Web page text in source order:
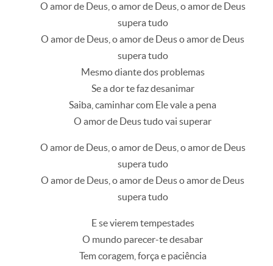
O amor de Deus, o amor de Deus, o amor de Deus
supera tudo
O amor de Deus, o amor de Deus o amor de Deus
supera tudo
Mesmo diante dos problemas
Se a dor te faz desanimar
Saiba, caminhar com Ele vale a pena
O amor de Deus tudo vai superar
O amor de Deus, o amor de Deus, o amor de Deus
supera tudo
O amor de Deus, o amor de Deus o amor de Deus
supera tudo
E se vierem tempestades
O mundo parecer-te desabar
Tem coragem, força e paciência